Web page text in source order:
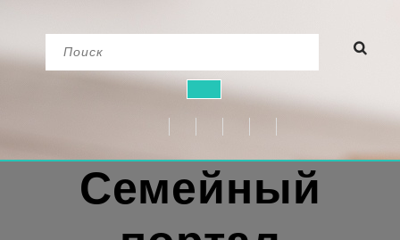
Перейти
к
содержимому
Кнопка
Открыть
Семейный